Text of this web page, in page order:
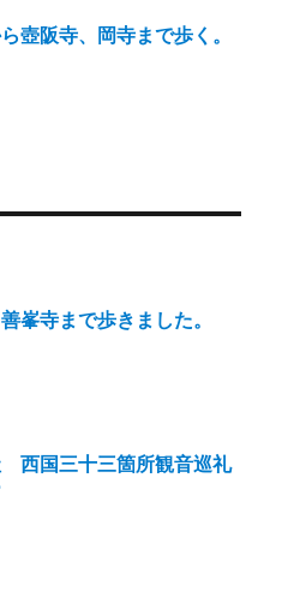
壺阪寺、岡寺まで歩く。
峯寺まで歩きました。
西国三十三箇所観音巡礼